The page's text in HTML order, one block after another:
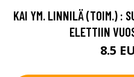
KAI YM. LINNILÄ (TOIM.) :
ELETTIIN
8.5